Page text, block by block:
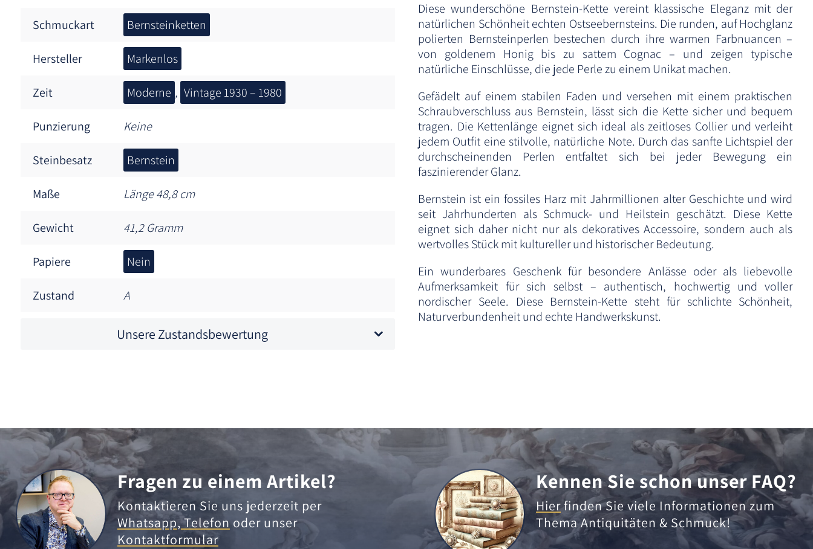
Schmuckart Bernsteinketten
Hersteller Markenlos
Zeit Moderne , Vintage 1930 – 1980
Punzierung Keine
Steinbesatz Bernstein
Maße Länge 48,8 cm
Gewicht 41,2 Gramm
Papiere Nein
Zustand A
Unsere Zustandsbewertung
Diese wunderschöne Bernstein-Kette vereint klassische Eleganz mit der
natürlichen Schönheit echten Ostseebernsteins. Die runden, auf Hochglanz
polierten Bernsteinperlen bestechen durch ihre warmen Farbnuancen –
von goldenem Honig bis zu sattem Cognac – und zeigen typische
natürliche Einschlüsse, die jede Perle zu einem Unikat machen.
Gefädelt auf einem stabilen Faden und versehen mit einem praktischen
Schraubverschluss aus Bernstein, lässt sich die Kette sicher und bequem
tragen. Die Kettenlänge eignet sich ideal als zeitloses Collier und verleiht
jedem Outfit eine stilvolle, natürliche Note. Durch das sanfte Lichtspiel der
durchscheinenden Perlen entfaltet sich bei jeder Bewegung ein
faszinierender Glanz.
Bernstein ist ein fossiles Harz mit Jahrmillionen alter Geschichte und wird
seit Jahrhunderten als Schmuck- und Heilstein geschätzt. Diese Kette
eignet sich daher nicht nur als dekoratives Accessoire, sondern auch als
wertvolles Stück mit kultureller und historischer Bedeutung.
Ein wunderbares Geschenk für besondere Anlässe oder als liebevolle
Aufmerksamkeit für sich selbst – authentisch, hochwertig und voller
nordischer Seele. Diese Bernstein-Kette steht für schlichte Schönheit,
Naturverbundenheit und echte Handwerkskunst.
Fragen zu einem Artikel?
Kontaktieren Sie uns jederzeit per
Whatsapp,Telefonoder unser
Kontaktformular
Kennen Sie schon unser FAQ?
Hierfinden Sie viele Informationen zum
Thema Antiquitäten & Schmuck!